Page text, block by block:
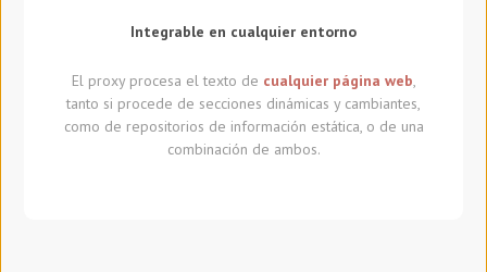
Integrable en cualquier entorno
El proxy procesa el texto de cualquier página web,
tanto si procede de secciones dinámicas y cambiantes,
como de repositorios de información estática, o de una
combinación de ambos.